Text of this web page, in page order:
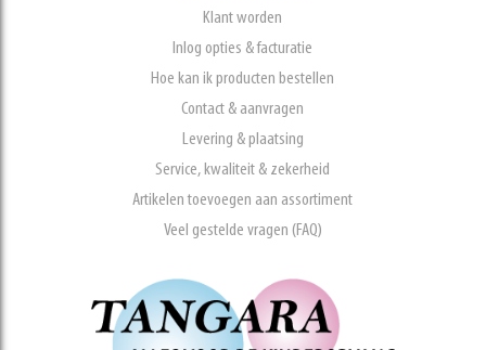
Klant worden
Inlog opties & facturatie
Hoe kan ik producten bestellen
Contact & aanvragen
Levering & plaatsing
Service, kwaliteit & zekerheid
Artikelen toevoegen aan assortiment
Veel gestelde vragen (FAQ)